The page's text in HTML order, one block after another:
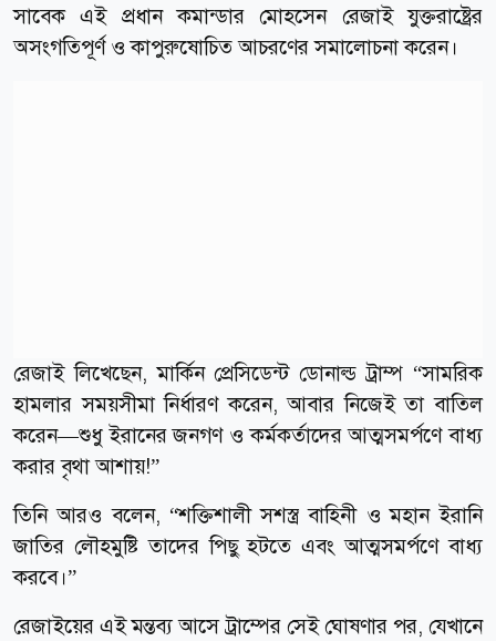
সাবেক এই প্রধান কমান্ডার মোহসেন রেজাই যুক্তরাষ্ট্রের
অসংগতিপূর্ণ ও কাপুরুষোচিত আচরণের সমালোচনা করেন।
রেজাই লিখেছেন, মার্কিন প্রেসিডেন্ট ডোনাল্ড ট্রাম্প “সামরিক
হামলার সময়সীমা নির্ধারণ করেন, আবার নিজেই তা বাতিল
করেন—শুধু ইরানের জনগণ ও কর্মকর্তাদের আত্মসমর্পণে বাধ্য
করার বৃথা আশায়!”
তিনি আরও বলেন, “শক্তিশালী সশস্ত্র বাহিনী ও মহান ইরানি
জাতির লৌহমুষ্টি তাদের পিছু হটতে এবং আত্মসমর্পণে বাধ্য
করবে।”
রেজাইয়ের এই মন্তব্য আসে ট্রাম্পের সেই ঘোষণার পর, যেখানে